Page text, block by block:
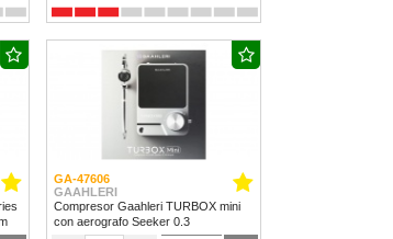
GA-47606
GAAHLERI
Compresor Gaahleri TURBOX mini
con aerografo Seeker 0.3